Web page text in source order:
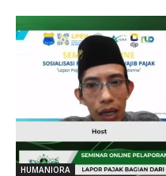
HUMANIORA